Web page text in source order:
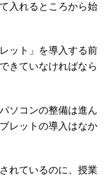
入れるところから始
ット」を導入する前
きていなければなら
ソコンの整備は進ん
レットの導入はなか
れているのに、授業